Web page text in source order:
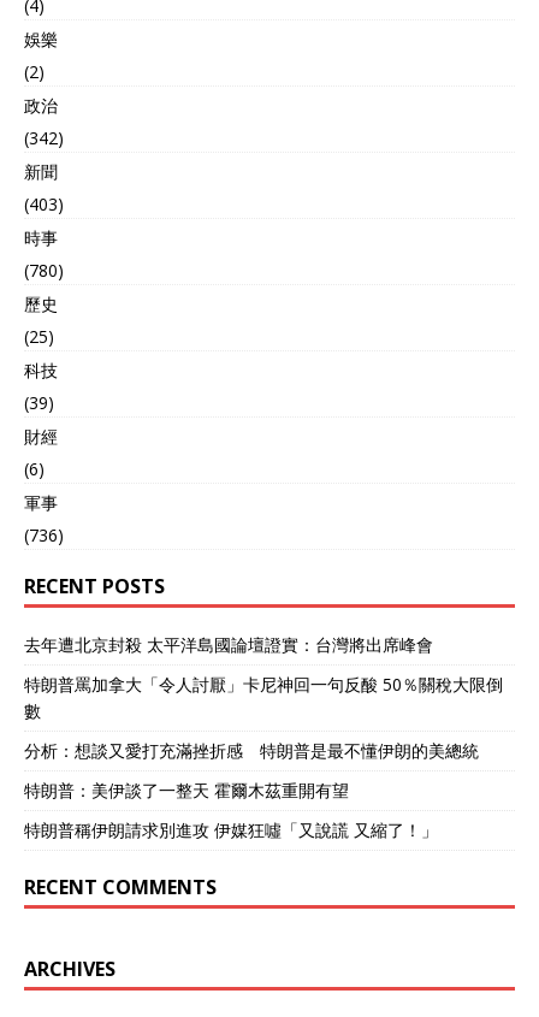
(4)
娛樂
(2)
政治
(342)
新聞
(403)
時事
(780)
歷史
(25)
科技
(39)
財經
(6)
軍事
(736)
RECENT POSTS
去年遭北京封殺 太平洋島國論壇證實：台灣將出席峰會
特朗普罵加拿大「令人討厭」卡尼神回一句反酸 50％關稅大限倒
數
分析：想談又愛打充滿挫折感 特朗普是最不懂伊朗的美總統
特朗普：美伊談了一整天 霍爾木茲重開有望
特朗普稱伊朗請求別進攻 伊媒狂噓「又說謊 又縮了！」
RECENT COMMENTS
ARCHIVES